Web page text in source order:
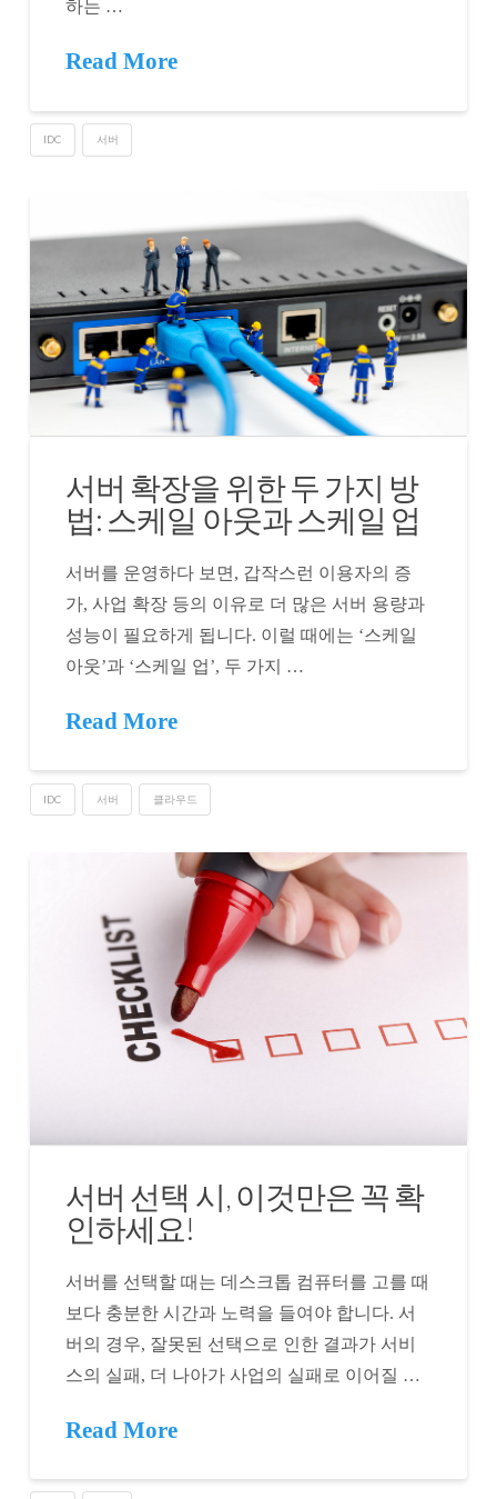
하는 …
Read More
IDC 서버
서버 확장을 위한 두 가지 방
법: 스케일 아웃과 스케일 업
서버를 운영하다 보면, 갑작스런 이용자의 증
가, 사업 확장 등의 이유로 더 많은 서버 용량과
성능이 필요하게 됩니다. 이럴 때에는 ‘스케일
아웃’과 ‘스케일 업’, 두 가지 …
Read More
IDC 서버 클라우드
서버 선택 시, 이것만은 꼭 확
인하세요!
서버를 선택할 때는 데스크톱 컴퓨터를 고를 때
보다 충분한 시간과 노력을 들여야 합니다. 서
버의 경우, 잘못된 선택으로 인한 결과가 서비
스의 실패, 더 나아가 사업의 실패로 이어질 …
Read More